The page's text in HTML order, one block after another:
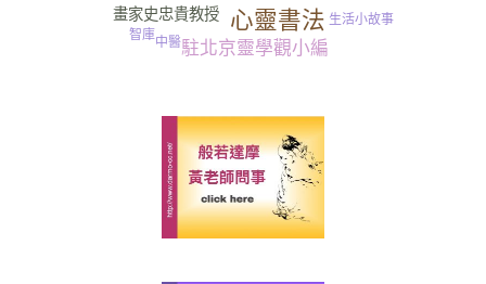
心靈書法
駐北京靈學觀小編
畫家史忠貴教授 生活小故事
中醫
智庫